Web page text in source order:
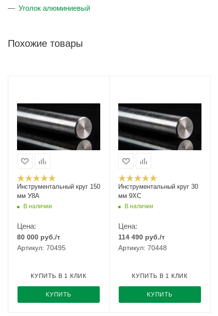
Уголок алюминиевый
Похожие товары
Инструментальный круг 150
мм У8А
В наличии
Цена:
80 000 руб./т
Артикул: 70495
КУПИТЬ
КУПИТЬ В 1 КЛИК
Инструментальный круг 30
мм 9ХС
В наличии
Цена:
114 490 руб./т
Артикул: 70448
КУПИТЬ
КУПИТЬ В 1 КЛИК